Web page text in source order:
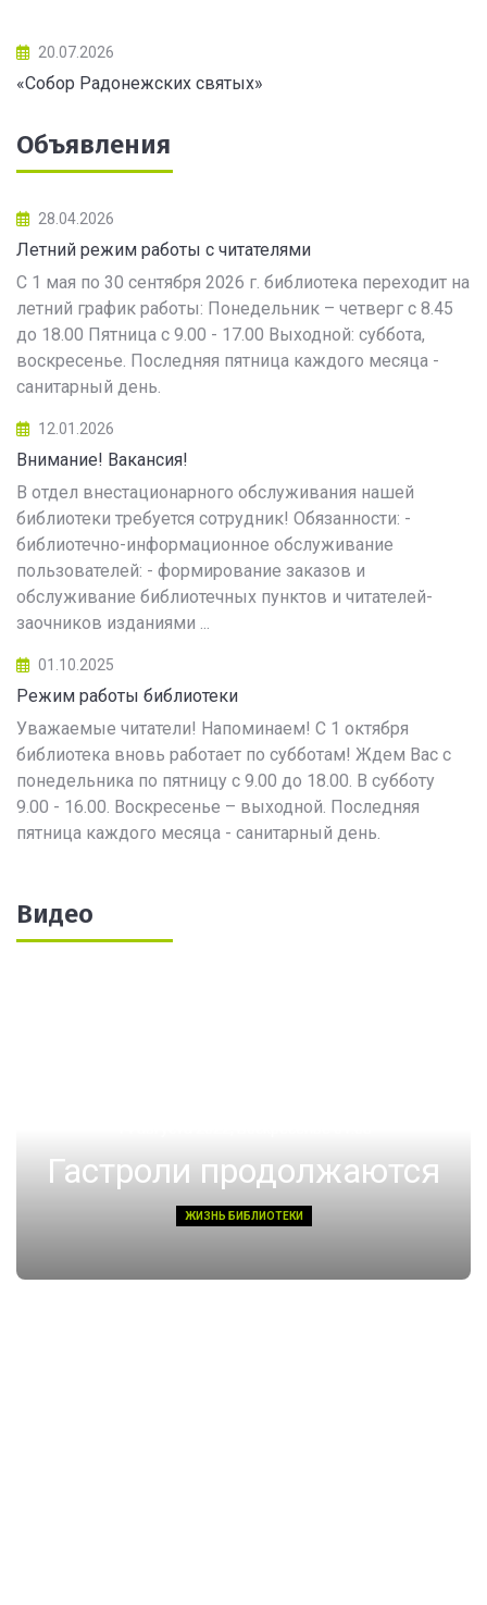
20.07.2026
«Собор Радонежских святых»
Объявления
28.04.2026
Летний режим работы с читателями
С 1 мая по 30 сентября 2026 г. библиотека переходит на
летний график работы: Понедельник – четверг с 8.45
до 18.00 Пятница с 9.00 - 17.00 Выходной: суббота,
воскресенье. Последняя пятница каждого месяца -
санитарный день.
12.01.2026
Внимание! Вакансия!
В отдел внестационарного обслуживания нашей
библиотеки требуется сотрудник! Обязанности: -
библиотечно-информационное обслуживание
пользователей: - формирование заказов и
обслуживание библиотечных пунктов и читателей-
заочников изданиями ...
01.10.2025
Режим работы библиотеки
Уважаемые читатели! Напоминаем! С 1 октября
библиотека вновь работает по субботам! Ждем Вас с
понедельника по пятницу с 9.00 до 18.00. В субботу
9.00 - 16.00. Воскресенье – выходной. Последняя
пятница каждого месяца - санитарный день.
Видео
Гастроли продолжаются
ЖИЗНЬ БИБЛИОТЕКИ